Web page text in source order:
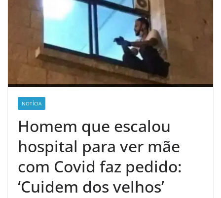
NOTÍCIA
Homem que escalou
hospital para ver mãe
com Covid faz pedido:
‘Cuidem dos velhos’